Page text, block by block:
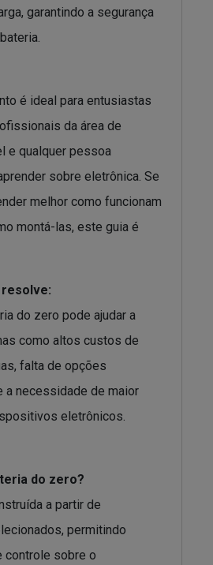
garantindo a segurança
é ideal para entusiastas
da área de
e qualquer pessoa
sobre eletrônica. Se
melhor como funcionam
montá-las, este guia é
resolve:
do zero pode ajudar a
como altos custos de
falta de opções
a necessidade de maior
eletrônicos.
do zero?
a partir de
permitindo
controle sobre o